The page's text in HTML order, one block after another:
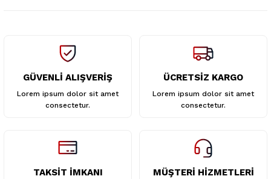
GÜVENLİ ALIŞVERİŞ
Lorem ipsum dolor sit amet
consectetur.
ÜCRETSİZ KARGO
Lorem ipsum dolor sit amet
consectetur.
TAKSİT İMKANI MÜŞTERİ HİZMETLERİ